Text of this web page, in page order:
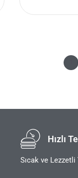
Hızlı
Sıcak ve Lezzetli